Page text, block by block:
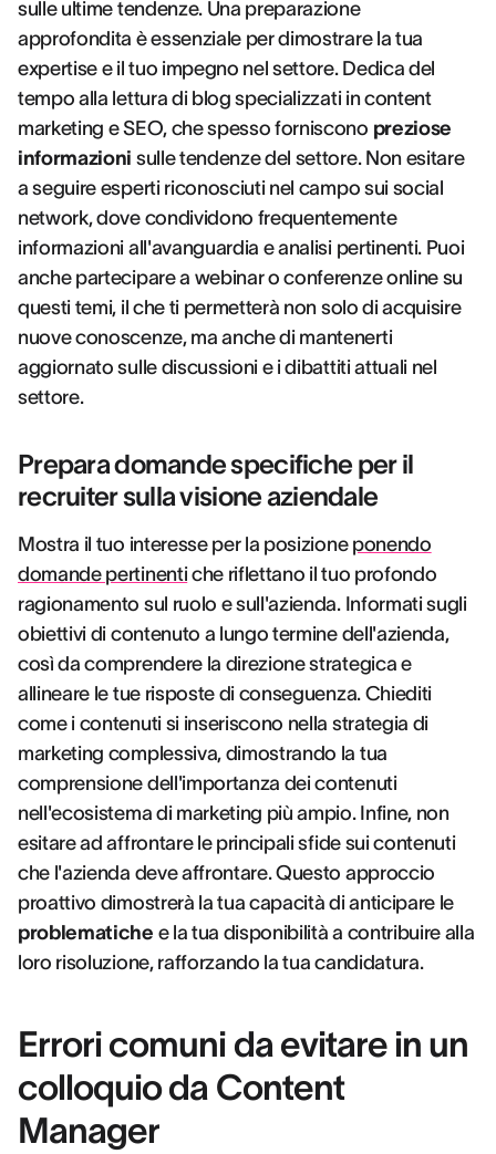
sulle ultime tendenze. Una preparazione
approfondita è essenziale per dimostrare la tua
expertise e il tuo impegno nel settore. Dedica del
tempo alla lettura di blog specializzati in content
marketing e SEO, che spesso forniscono preziose
informazioni sulle tendenze del settore. Non esitare
a seguire esperti riconosciuti nel campo sui social
network, dove condividono frequentemente
informazioni all'avanguardia e analisi pertinenti. Puoi
anche partecipare a webinar o conferenze online su
questi temi, il che ti permetterà non solo di acquisire
nuove conoscenze, ma anche di mantenerti
aggiornato sulle discussioni e i dibattiti attuali nel
settore.
Prepara domande specifiche per il
recruiter sulla visione aziendale
Mostra il tuo interesse per la posizione ponendo
domande pertinentiche riflettano il tuo profondo
ragionamento sul ruolo e sull'azienda. Informati sugli
obiettivi di contenuto a lungo termine dell'azienda,
così da comprendere la direzione strategica e
allineare le tue risposte di conseguenza. Chiediti
come i contenuti si inseriscono nella strategia di
marketing complessiva, dimostrando la tua
comprensione dell'importanza dei contenuti
nell'ecosistema di marketing più ampio. Infine, non
esitare ad affrontare le principali sfide sui contenuti
che l'azienda deve affrontare. Questo approccio
proattivo dimostrerà la tua capacità di anticipare le
problematiche e la tua disponibilità a contribuire alla
loro risoluzione, rafforzando la tua candidatura.
Errori comuni da evitare in un
colloquio da Content
Manager